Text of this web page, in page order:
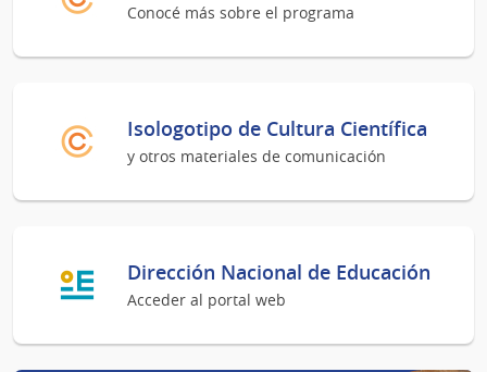
Conocé más sobre el programa
Isologotipo de Cultura Científica
y otros materiales de comunicación
Dirección Nacional de Educación
Acceder al portal web